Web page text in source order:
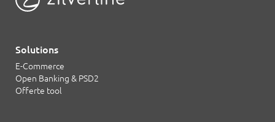
Solutions
E-Commerce
Open Banking & PSD2
Offerte tool